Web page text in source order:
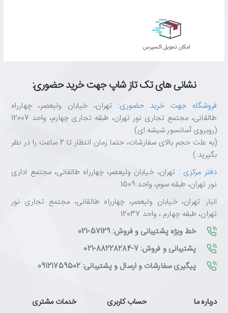
اﻣﮑﺎن ﺗﺤﻮﯾﻞ اﮐﺴﭙﺮس
نشانی های تک تاز شاپ جهت خرید حضوری:
فروشگاه جهت خرید حضوری: تهران، خیابان ولیعصر، چهارراه
طالقانی، مجتمع تجاری نور تهران، طبقه تجاری چهارم، واحد 12007
(روبروی آسانسور شیشه ای)
(به علت حجم بالای سفارشات، حتما زمان انتظار تا 2 ساعت را در نظر
بگیرید.)
دفتر مرکزی : تهران، خیابان ولیعصر، چهارراه طالقانی، مجتمع اداری
نور تهران، طبقه سوم، واحد 1509
انبار: تهران، خیابان ولیعصر، چهارراه طالقانی، مجتمع تجاری نور
تهران، طبقه چهارم ، واحد 12037
خط ویژه پشتیبانی و فروش: 57129-021
پشتیبانی و فروش: 7-88228284-021
پیگیری سفارشات و ارسال و پشتیبانی: 09121759502
درباره ما حساب کاربری خدمات مشتری